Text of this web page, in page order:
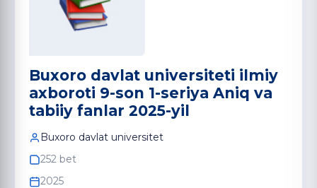
Buxoro davlat universiteti ilmiy
axboroti 9-son 1-seriya Aniq va
tabiiy fanlar 2025-yil
Buxoro davlat universitet
252 bet
2025